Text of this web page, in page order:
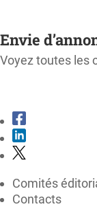
Envie
Voyez toutes les
Comités
Contacts